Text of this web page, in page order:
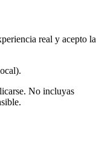
real y acepto la
No incluyas